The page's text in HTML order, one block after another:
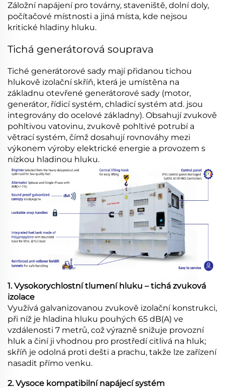
Záložní napájení pro továrny, staveniště, dolní doly,
počítačové místnosti a jiná místa, kde nejsou
kritické hladiny hluku.
Tichá generátorová souprava
Tiché generátorové sady mají přidanou tichou
hlukově izolační skříň, která je umístěna na
základnu otevřené generátorové sady (motor,
generátor, řídicí systém, chladicí systém atd. jsou
integrovány do ocelové základny). Obsahují zvukově
pohltivou vatovinu, zvukově pohltivé potrubí a
větrací systém, čímž dosahují rovnováhy mezi
výkonem výroby elektrické energie a provozem s
nízkou hladinou hluku.
1. Vysokorychlostní tlumení hluku – tichá zvuková
izolace
Využívá galvanizovanou zvukově izolační konstrukci,
při níž je hladina hluku pouhých 65 dB(A) ve
vzdálenosti 7 metrů, což výrazně snižuje provozní
hluk a činí ji vhodnou pro prostředí citlivá na hluk;
skříň je odolná proti dešti a prachu, takže lze zařízení
nasadit přímo venku.
2. Vysoce kompatibilní napájecí systém